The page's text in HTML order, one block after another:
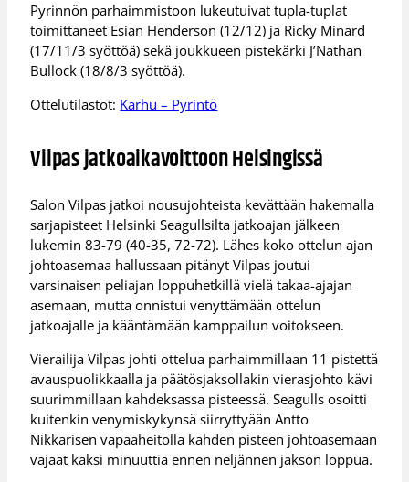
Pyrinnön parhaimmistoon lukeutuivat tupla-tuplat
toimittaneet Esian Henderson (12/12) ja Ricky Minard
(17/11/3 syöttöä) sekä joukkueen pistekärki J’Nathan
Bullock (18/8/3 syöttöä).
Ottelutilastot: Karhu – Pyrintö
Vilpas jatkoaikavoittoon Helsingissä
Salon Vilpas jatkoi nousujohteista kevättään hakemalla
sarjapisteet Helsinki Seagullsilta jatkoajan jälkeen
lukemin 83-79 (40-35, 72-72). Lähes koko ottelun ajan
johtoasemaa hallussaan pitänyt Vilpas joutui
varsinaisen peliajan loppuhetkillä vielä takaa-ajajan
asemaan, mutta onnistui venyttämään ottelun
jatkoajalle ja kääntämään kamppailun voitokseen.
Vierailija Vilpas johti ottelua parhaimmillaan 11 pistettä
avauspuolikkaalla ja päätösjaksollakin vierasjohto kävi
suurimmillaan kahdeksassa pisteessä. Seagulls osoitti
kuitenkin venymiskykynsä siirryttyään Antto
Nikkarisen vapaaheitolla kahden pisteen johtoasemaan
vajaat kaksi minuuttia ennen neljännen jakson loppua.